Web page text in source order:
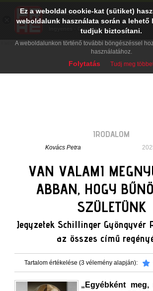
IRODALOM
Kovács Petra
VAN VALAMI
ABBAN, HOGY
SZÜLETÜNK
Jegyzetek Schillinger Gyöngyvér
az összes című
Tartalom értékelése (3 vélemény alapján):
„Egyébként
Ez a weboldal cookie-kat (sütiket)
weboldalunk használata során a lehető
tudjuk biztosítani.
A weboldalunkon történő további böngészéssel
használatához.
Folytatás Tudj meg
PRAE.HU
Digital Evolution
Ingyenes - Google Play